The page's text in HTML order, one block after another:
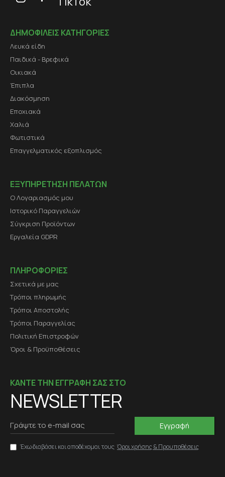
ΔΗΜΟΦΙΛΕΙΣ ΚΑΤΗΓΟΡΙΕΣ
Λευκά είδη
Παιδικά - Βρεφικά
Οικιακά
Έπιπλα
Διακόσμηση
Εποχιακά
Χαλιά
Φωτιστικά
Επαγγελματικός εξοπλισμός
ΕΞΥΠΗΡΕΤΗΣΗ ΠΕΛΑΤΩΝ
Ο Λογαριασμός μου
Ιστορικό Παραγγελιών
Σύγκριση Προϊόντων
Εργαλεία GDPR
ΠΛΗΡΟΦΟΡΙΕΣ
Σχετικά με μας
Τρόποι πληρωμής
Τρόποι Αποστολής
Τρόποι Παραγγελίας
Πολιτική Επιστροφών
Όροι & Προϋποθέσεις
ΚΑΝΤΕ ΤΗΝ ΕΓΓΡΑΦΗ ΣΑΣ ΣΤΟ
NEWSLETTER
Εγγραφή
Έχω διαβάσει και αποδέχομαι τους Όροι χρήσης & Προυποθέσεις